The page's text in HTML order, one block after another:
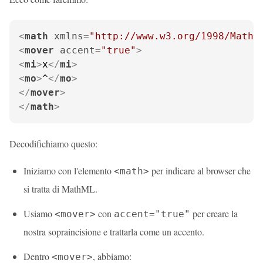
<math xmlns="http://www.w3.org/1998/Math/
<mover accent="true">
<mi>x</mi>
<mo>^</mo>
</mover>
</math>
Decodifichiamo questo:
Iniziamo con l'elemento <math> per indicare al browser che
si tratta di MathML.
Usiamo <mover> con accent="true" per creare la
nostra sopraincisione e trattarla come un accento.
Dentro <mover>, abbiamo: